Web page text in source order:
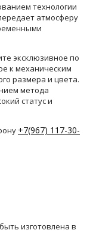
технологии
атмосферу
эксклюзивное по
к механическим
размера и цвета.
метода
статус и
+7(967) 117-30-
изготовлена в